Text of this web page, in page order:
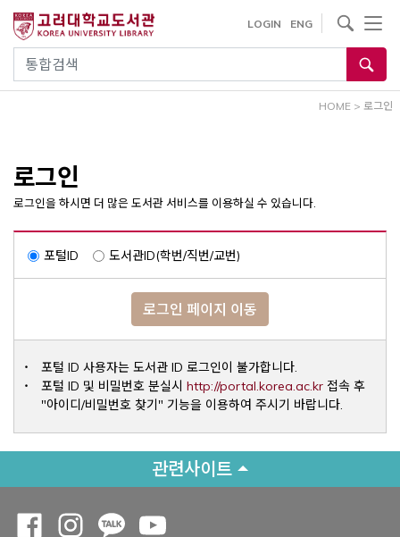
건
통합검색
LOGIN ENG
사이트내 검색
HOME > 로그인
로그인
로그인을 하시면 더 많은 도서관 서비스를 이용하실 수 있습니다.
포털ID 도서관ID(학번/직번/교번)
로그인 페이지 이동
포털 ID 사용자는 도서관 ID 로그인이 불가합니다.
포털 ID 및 비밀번호 분실시 http://portal.korea.ac.krOpens a
접속 후
"아이디/비밀번호 찾기" 기능을 이용하여 주시기 바랍니다.
관련사이트
Opens a new window
Opens a new window
Opens a new window